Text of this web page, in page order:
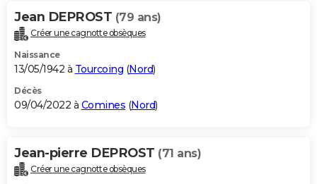
Jean DEPROST (79 ans)
Créer une cagnotte obsèques
Naissance
13/05/1942 à Tourcoing (Nord)
Décès
09/04/2022 à Comines (Nord)
Jean-pierre DEPROST (71 ans)
Créer une cagnotte obsèques